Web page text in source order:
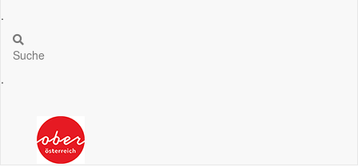
.
Suche
.